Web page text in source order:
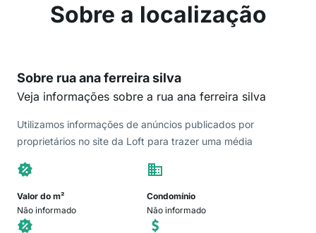
Sobre a localização
Sobre rua ana ferreira silva
Veja informações sobre a rua ana ferreira silva
Utilizamos informações de anúncios publicados por
proprietários no site da Loft para trazer uma média
Valor do m²
Não informado
Condomínio
Não informado